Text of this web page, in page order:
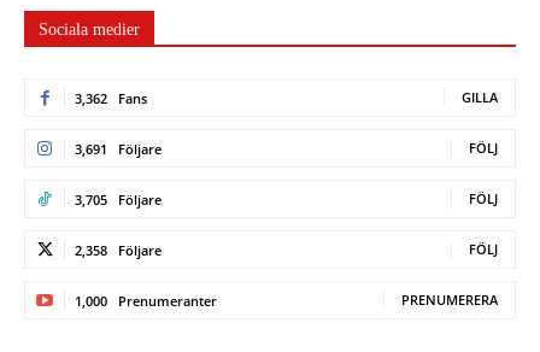
Sociala medier
3,362 Fans GILLA
3,691 Följare FÖLJ
3,705 Följare FÖLJ
2,358 Följare FÖLJ
1,000 Prenumeranter PRENUMERERA